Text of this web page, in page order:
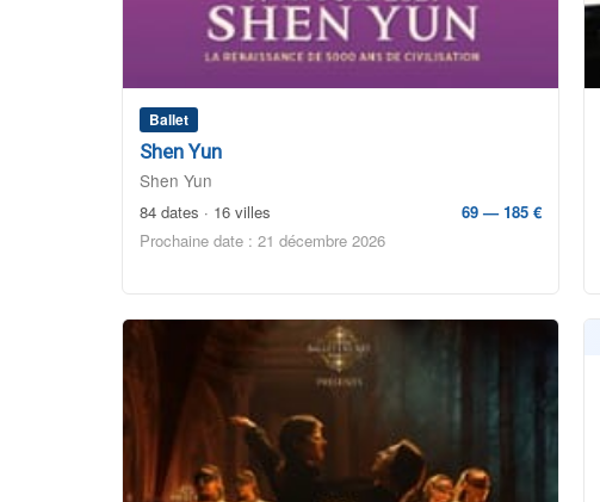
Ballet
Shen Yun
Shen Yun
84 dates · 16 villes
69 — 185 €
Prochaine date : 21 décembre 2026